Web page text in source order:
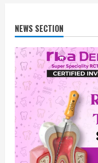
NEWS SECTION